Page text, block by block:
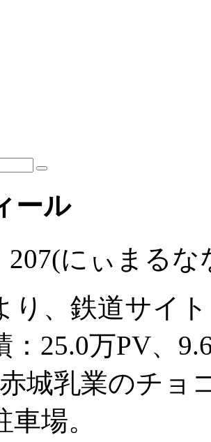
ール
207(にぃまるな
り、鉄道サイ
：25.0万PV、
城乳業のチョ
場。